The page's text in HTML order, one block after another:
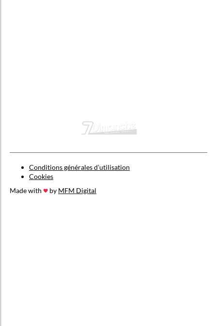
Conditions générales d’utilisation
Cookies
Made with
by MFM Digital